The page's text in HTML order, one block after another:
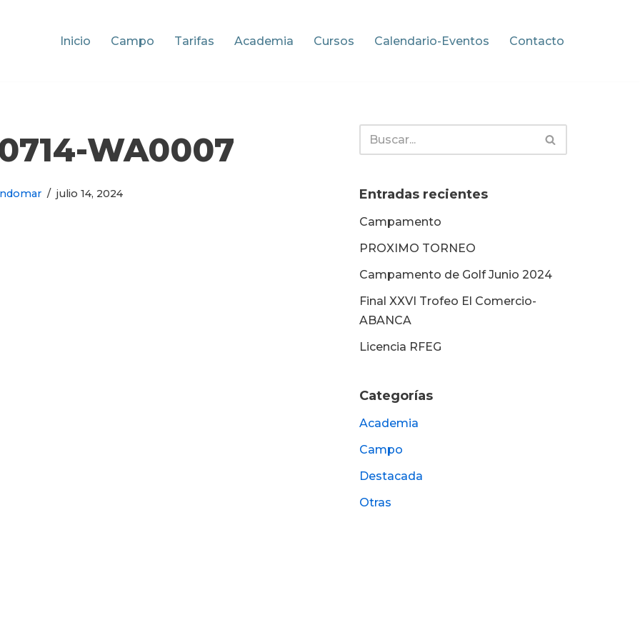
Inicio Campo Tarifas Academia Cursos Calendario-Eventos Contacto
WA0007
julio 14, 2024 Entradas recientes
Campamento
PROXIMO TORNEO
Campamento de Golf Junio 2024
Final XXVI Trofeo El Comercio-
ABANCA
Licencia RFEG
Categorías
Academia
Campo
Destacada
Otras